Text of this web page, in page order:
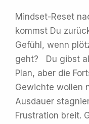
Mindset-Reset
kommst Du
Gefühl, wenn
geht? Du gibst
Plan, aber die
Gewichte wollen
Ausdauer
Frustration breit.